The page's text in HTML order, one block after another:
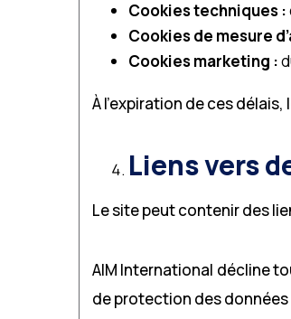
Cookies techniques :
Cookies de mesure
Cookies marketing :
À l’expiration de ces
Liens vers
Le site peut contenir des
AIM International décline
de protection des données